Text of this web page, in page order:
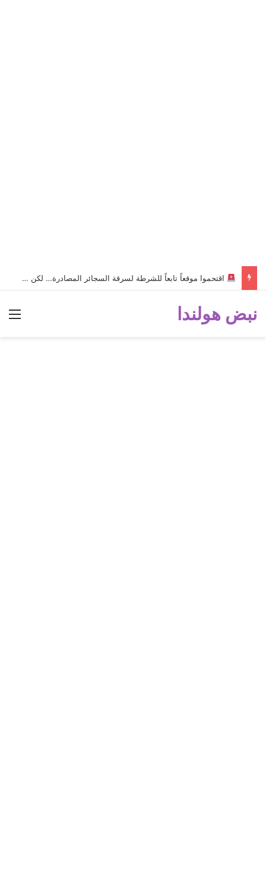
اقتحموا موقعاً تابعاً للشرطة لسرقة السجائر المصادرة… لكن خطأ صغير أثناء الهروب أسقط الخطة وكشفهم!
نبض هولندا